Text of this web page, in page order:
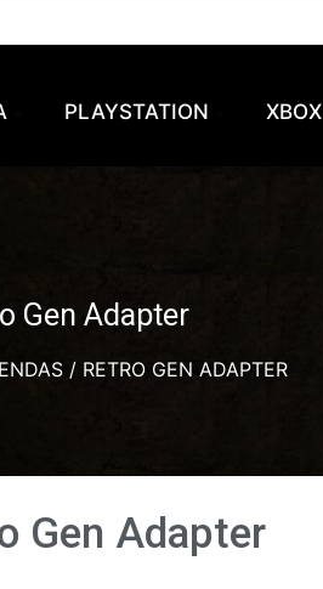
PLAYSTATION XBOX
Gen Adapter
/ RETRO GEN ADAPTER
Gen Adapter